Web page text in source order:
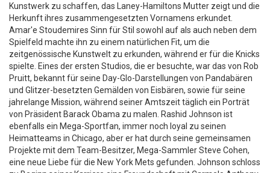
Kunstwerk zu schaffen, das Laney-Hamiltons Mutter zeigt und die
Herkunft ihres zusammengesetzten Vornamens erkundet.
Amar'e Stoudemires Sinn für Stil sowohl auf als auch neben dem
Spielfeld machte ihn zu einem natürlichen Fit, um die
zeitgenössische Kunstwelt zu erkunden, während er für die Knicks
spielte. Eines der ersten Studios, die er besuchte, war das von Rob
Pruitt, bekannt für seine Day-Glo-Darstellungen von Pandabären
und Glitzer-besetzten Gemälden von Eisbären, sowie für seine
jahrelange Mission, während seiner Amtszeit täglich ein Porträt
von Präsident Barack Obama zu malen. Rashid Johnson ist
ebenfalls ein Mega-Sportfan, immer noch loyal zu seinen
Heimatteams in Chicago, aber er hat durch seine gemeinsamen
Projekte mit dem Team-Besitzer, Mega-Sammler Steve Cohen,
eine neue Liebe für die New York Mets gefunden. Johnson schloss